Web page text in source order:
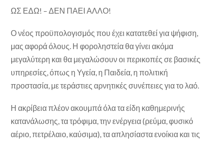
ΩΣ ΕΔΩ! – ΔΕΝ ΠΑΕΙ ΑΛΛΟ!
Ο νέος προϋπολογισμός που έχει κατατεθεί για ψήφιση,
μας αφορά όλους. Η φοροληστεία θα γίνει ακόμα
μεγαλύτερη και θα μεγαλώσουν οι περικοπές σε βασικές
υπηρεσίες, όπως η Υγεία, η Παιδεία, η πολιτική
προστασία, με τεράστιες αρνητικές συνέπειες για το λαό.
Η ακρίβεια πλέον ακουμπά όλα τα είδη καθημερινής
κατανάλωσης, τα τρόφιμα, την ενέργεια (ρεύμα, φυσικό
αέριο, πετρέλαιο, καύσιμα), τα απλησίαστα ενοίκια και τις